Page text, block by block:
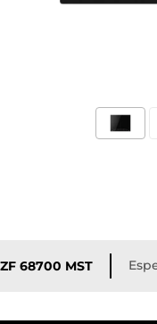
68700 MST